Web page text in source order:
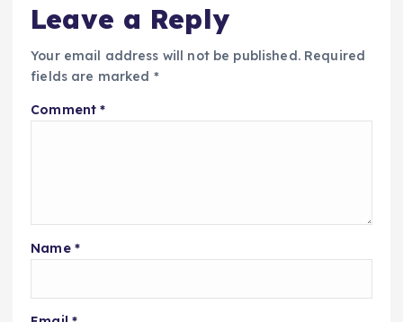
Leave a Reply
Your email address will not be published. Required
fields are marked *
Comment*
Name *